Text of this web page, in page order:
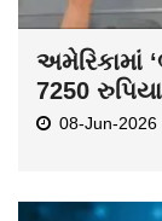
અમેરિકામાં
7250
08-Jun-2026